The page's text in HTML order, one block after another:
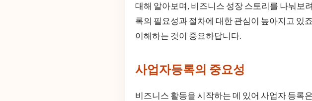
대해 알아보며, 비즈니스 성장 스토리를 나눠보
록의 필요성과 절차에 대한 관심이 높아지고 있
이해하는 것이 중요하답니다.
사업자등록의 중요성
비즈니스 활동을 시작하는 데 있어 사업자 등록